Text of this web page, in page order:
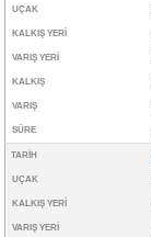
UÇAK
KALKIŞ YERI
VARIŞ YERI
KALKIŞ
VARIŞ
SÜRE
TARIH
UÇAK
KALKIŞ YERI
VARIŞ YERI